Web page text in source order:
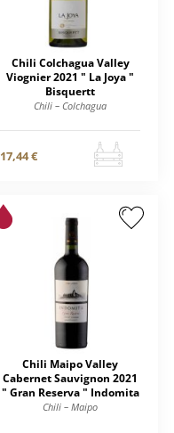
Chili Colchagua Valley
Viognier 2021 " La Joya "
Bisquertt
Chili – Colchagua
17,44 €
Chili Maipo Valley
Cabernet Sauvignon 2021
" Gran Reserva " Indomita
Chili – Maipo